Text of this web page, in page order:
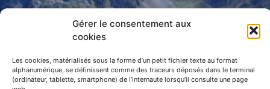
Gérer le consentement aux
cookies
Les cookies, matérialisés sous la forme d’un petit fichier texte au format
alphanumérique, se définissent comme des traceurs déposés dans le terminal
(ordinateur, tablette, smartphone) de l’internaute lorsqu’il consulte une page
Parc national des Pyrénées